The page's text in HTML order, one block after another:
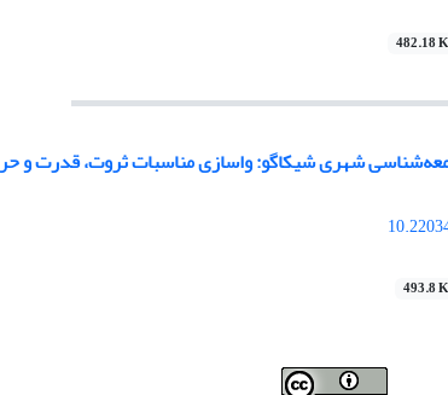
482.18 K
شهری شیکاگو: واسازی مناسبات ثروت، قدرت
493.8 K